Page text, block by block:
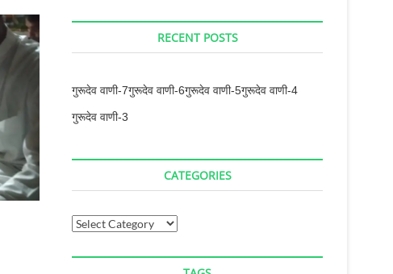
RECENT POSTS
गुरूदेव वाणी-7गुरूदेव वाणी-6गुरूदेव वाणी-5गुरूदेव वाणी-4
गुरूदेव वाणी-3
CATEGORIES
Categories